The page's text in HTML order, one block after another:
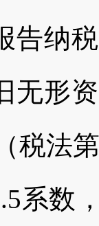
告纳
无形
税法
数，